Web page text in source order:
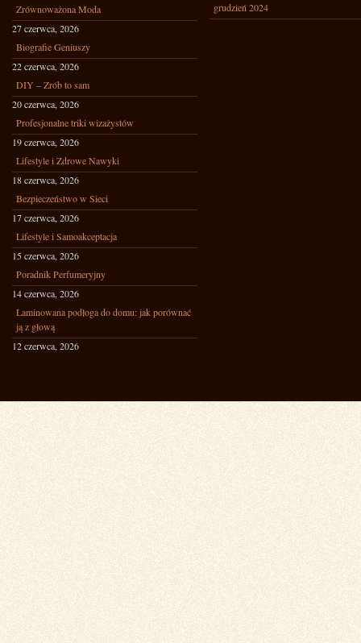
Zrównoważona Moda
27 czerwca, 2026
Biografie Geniuszy
22 czerwca, 2026
DIY – Zrób to sam
20 czerwca, 2026
Profesjonalne triki wizażystów
19 czerwca, 2026
Lifestyle i Zdrowe Nawyki
18 czerwca, 2026
Bezpieczeństwo w Sieci
17 czerwca, 2026
Lifestyle i Samoakceptacja
15 czerwca, 2026
Poradnik Perfumeryjny
14 czerwca, 2026
Laminowana podłoga do domu: jak porównać
ją z głową
12 czerwca, 2026
grudzień 2024